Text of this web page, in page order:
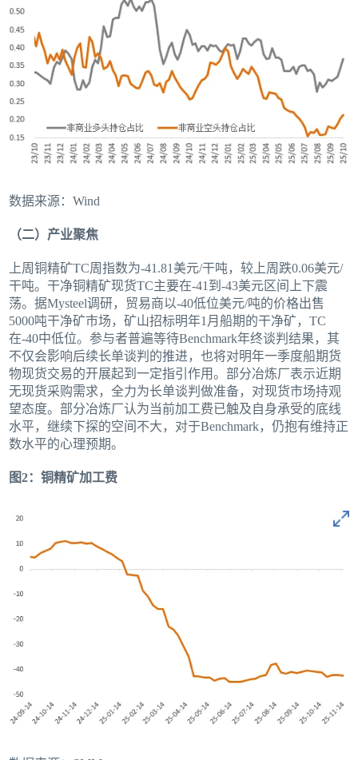
数据来源：Wind
（二）产业聚焦
上周铜精矿TC周指数为-41.81美元/干吨，较上周跌0.06美元/
干吨。干净铜精矿现货TC主要在-41到-43美元区间上下震
荡。据Mysteel调研，贸易商以-40低位美元/吨的价格出售
5000吨干净矿市场，矿山招标明年1月船期的干净矿，TC
在-40中低位。参与者普遍等待Benchmark年终谈判结果，其
不仅会影响后续长单谈判的推进，也将对明年一季度船期货
物现货交易的开展起到一定指引作用。部分冶炼厂表示近期
无现货采购需求，全力为长单谈判做准备，对现货市场持观
望态度。部分冶炼厂认为当前加工费已触及自身承受的底线
水平，继续下探的空间不大，对于Benchmark，仍抱有维持正
数水平的心理预期。
图2：铜精矿加工费